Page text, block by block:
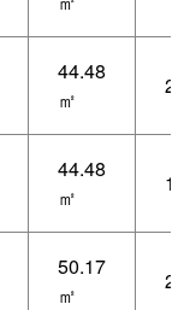
44.48
㎡
44.48
㎡
50.17
㎡